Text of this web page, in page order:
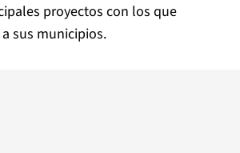
proyectos con los que
sus municipios.